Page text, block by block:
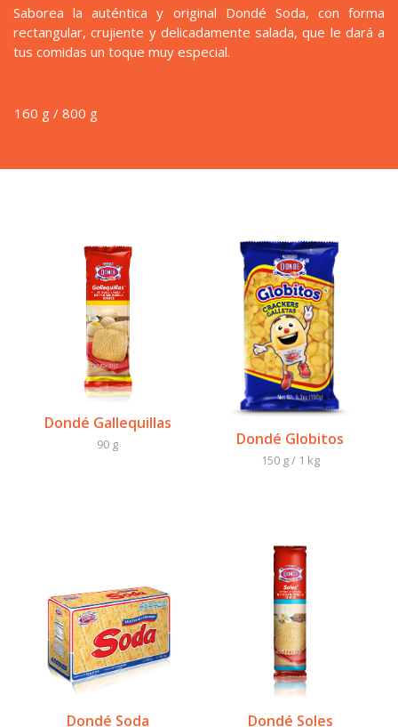
Saborea la auténtica y original Dondé Soda, con forma
rectangular, crujiente y delicadamente salada, que le dará a
tus comidas un toque muy especial.
160 g / 800 g
Dondé Gallequillas
90 g Dondé Globitos
150 g / 1 kg
Dondé Soda Dondé Soles